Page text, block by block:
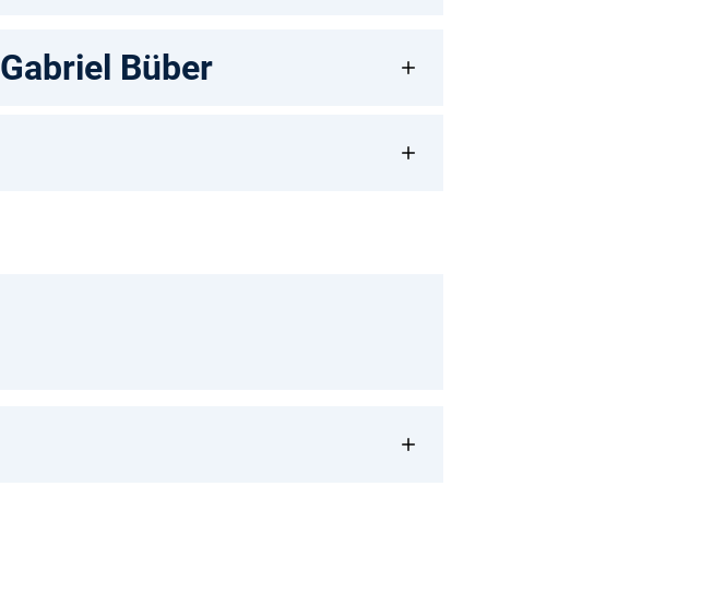
Gabriel Büber